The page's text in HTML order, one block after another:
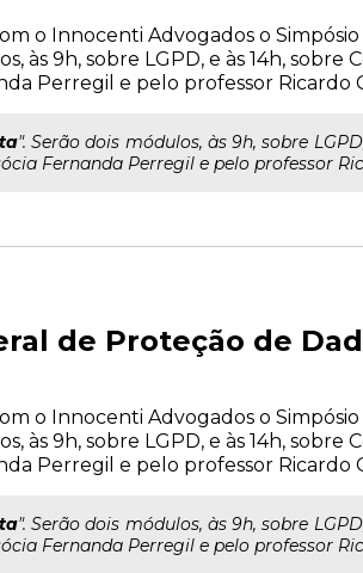
o Innocenti Advogados o
às 9h, sobre LGPD, e às 14h, sobre
Perregil e pelo professor Ricardo
". Serão dois módulos, às 9h, sobre
Fernanda Perregil e pelo professor
de Proteção de
o Innocenti Advogados o
às 9h, sobre LGPD, e às 14h, sobre
Perregil e pelo professor Ricardo
". Serão dois módulos, às 9h, sobre
Fernanda Perregil e pelo professor